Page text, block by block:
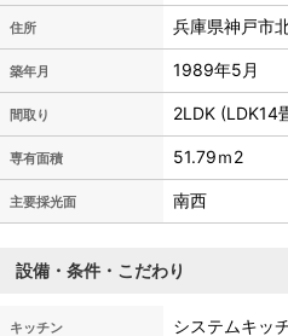
住所 兵庫県神戸市
築年月 1989年5月
間取り 2LDK (LDK14
専有面積 51.79ｍ2
主要採光面 南西
設備・条件・こだわり
キッチン システムキッ